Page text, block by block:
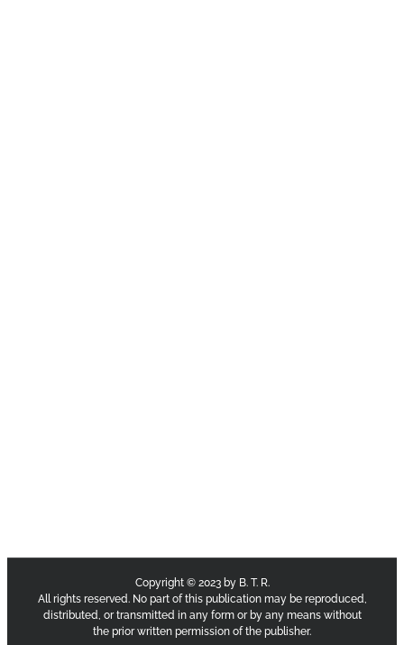
Copyright © 2023 by B. T. R.
All rights reserved. No part of this publication may be reproduced,
distributed, or transmitted in any form or by any means without
the prior written permission of the publisher.